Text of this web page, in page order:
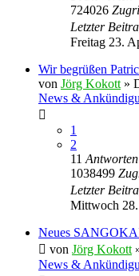
724026
Letzter
Freitag 23.
Wir begrüßen
von Jörg Kokott »
News &
1
2
11 Antworten
1038499
Letzter
Mittwoch
Neues
von Jörg Kokott
News &